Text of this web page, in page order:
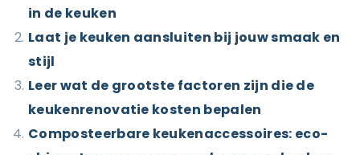
in de keuken
Laat je keuken aansluiten bij jouw smaak en
stijl
Leer wat de grootste factoren zijn die de
keukenrenovatie kosten bepalen
Composteerbare keukenaccessoires: eco-